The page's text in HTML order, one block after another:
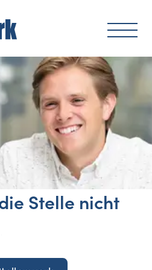
Stelle nicht